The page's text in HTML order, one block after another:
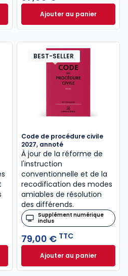
2026. 27e éd. à partir de
Ajouter au panier
Code de
annoté. Édition limitée à 37,00 €
BEST-SELLER
Code de procédure civile
2027, annoté
À jour de la réforme de
l'instruction
conventionnelle et de la
recodification des modes
amiables de résolution
des différends.
Supplément numérique
inclus
79,00 € TTC
Ajouter au panier
Code de